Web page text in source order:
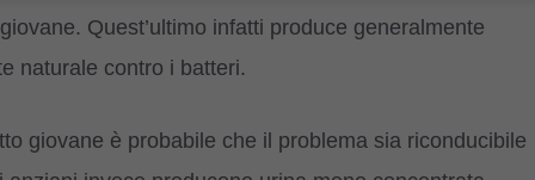
Quest’ultimo infatti produce generalmente
naturale contro i batteri.
giovane è probabile che il problema sia riconducibile